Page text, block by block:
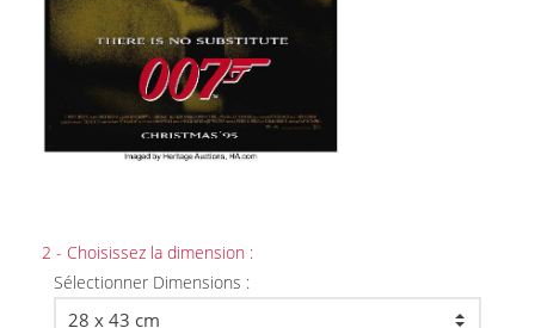
2 - Choisissez la dimension :
Sélectionner Dimensions :